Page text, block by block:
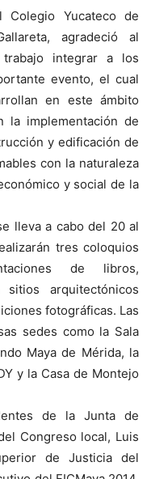
Yucateco de
agradeció al
integrar a los
evento, el cual
en este ámbito
la implementación de
y edificación de
con la naturaleza
y social de la
lleva a cabo del 20 al
tres coloquios
de libros,
arquitectónicos
fotográficas. Las
sedes como la Sala
Maya de Mérida, la
y la Casa de Montejo
de la Junta de
Congreso local, Luis
de Justicia del